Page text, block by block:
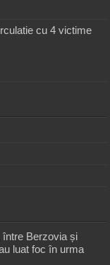
cu 4 victime
Berzovia și
luat foc în urma